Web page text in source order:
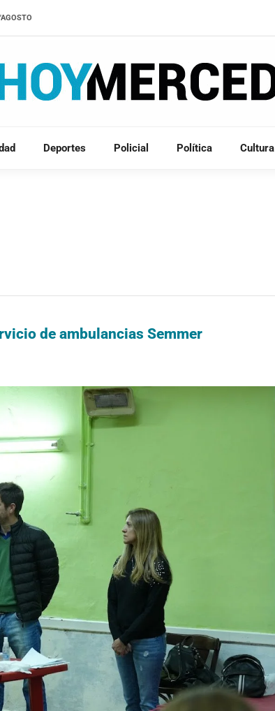
Deportes Policial Política Cultura
de ambulancias Semmer